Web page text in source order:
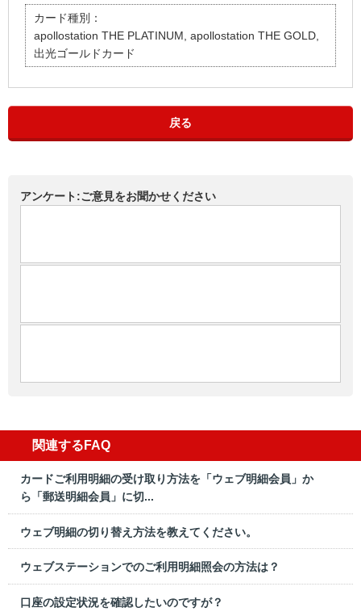
カード種別：
apollostation THE PLATINUM, apollostation THE GOLD,
出光ゴールドカード
戻る
アンケート:ご意見をお聞かせください
関連するFAQ
カードご利用明細の受け取り方法を「ウェブ明細会員」か
ら「郵送明細会員」に切...
ウェブ明細の切り替え方法を教えてください。
ウェブステーションでのご利用明細照会の方法は？
口座の設定状況を確認したいのですが？